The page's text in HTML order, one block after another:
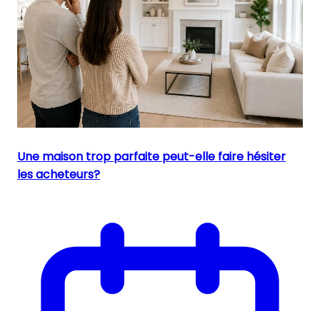
Une maison trop parfaite peut-elle faire hésiter
les acheteurs?